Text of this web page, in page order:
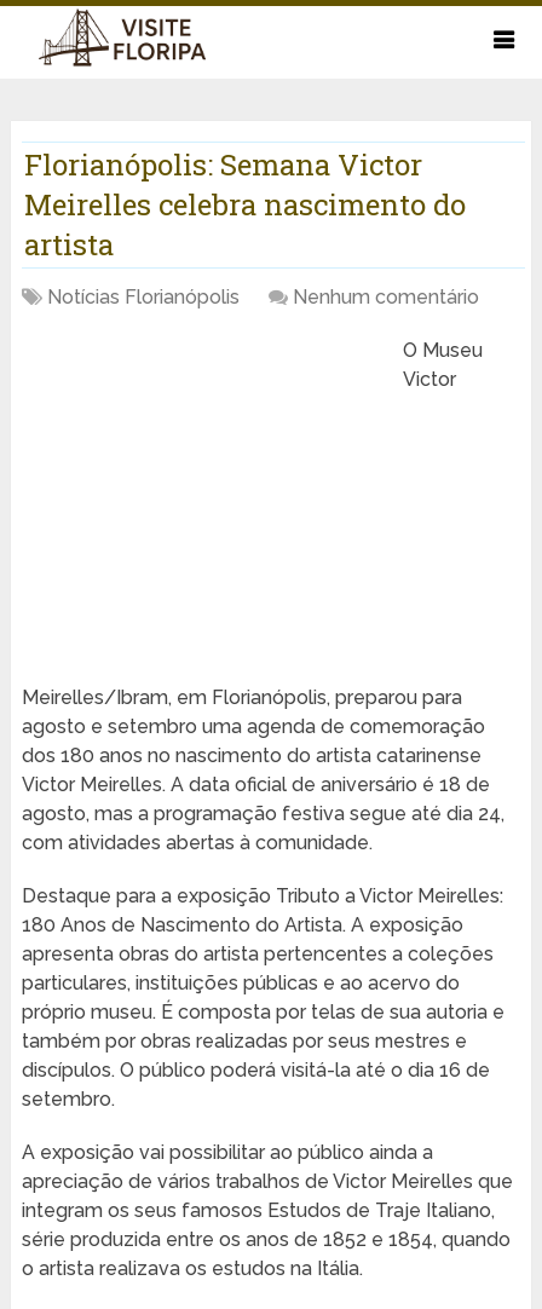
Florianópolis: Semana Victor
Meirelles celebra nascimento do
artista
Notícias Florianópolis Nenhum comentário
O Museu
Victor
Meirelles/Ibram, em Florianópolis, preparou para
agosto e setembro uma agenda de comemoração
dos 180 anos no nascimento do artista catarinense
Victor Meirelles. A data oficial de aniversário é 18 de
agosto, mas a programação festiva segue até dia 24,
com atividades abertas à comunidade.
Destaque para a exposição Tributo a Victor Meirelles:
180 Anos de Nascimento do Artista. A exposição
apresenta obras do artista pertencentes a coleções
particulares, instituições públicas e ao acervo do
próprio museu. É composta por telas de sua autoria e
também por obras realizadas por seus mestres e
discípulos. O público poderá visitá-la até o dia 16 de
setembro.
A exposição vai possibilitar ao público ainda a
apreciação de vários trabalhos de Victor Meirelles que
integram os seus famosos Estudos de Traje Italiano,
série produzida entre os anos de 1852 e 1854, quando
o artista realizava os estudos na Itália.